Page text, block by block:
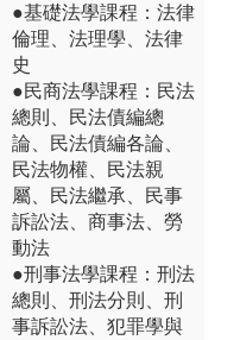
●基礎法學課程：法律
倫理、法理學、法律
史
●民商法學課程：民法
總則、民法債編總
論、民法債編各論、
民法物權、民法親
屬、民法繼承、民事
訴訟法、商事法、勞
動法
●刑事法學課程：刑法
總則、刑法分則、刑
事訴訟法、犯罪學與